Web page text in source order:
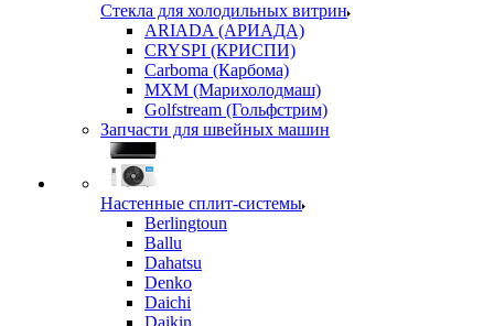
Стекла для холодильных витрин
ARIADA (АРИАДА)
CRYSPI (КРИСПИ)
Carboma (Карбома)
MXM (Марихолодмаш)
Golfstream (Гольфстрим)
Запчасти для швейных машин
Настенные сплит-системы
Berlingtoun
Ballu
Dahatsu
Denko
Daichi
Daikin